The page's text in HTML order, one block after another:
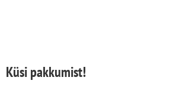
Küsi pakkumist!